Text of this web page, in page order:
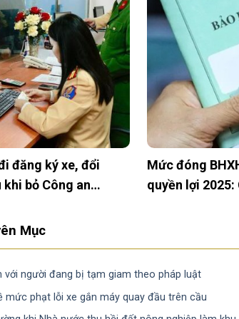
trên đất nông
được phép và cần
Hướng dẫn
nhận tài sản
Mục
với người đang bị tạm giam theo pháp luật
mức phạt lỗi xe gắn máy quay đầu trên cầu